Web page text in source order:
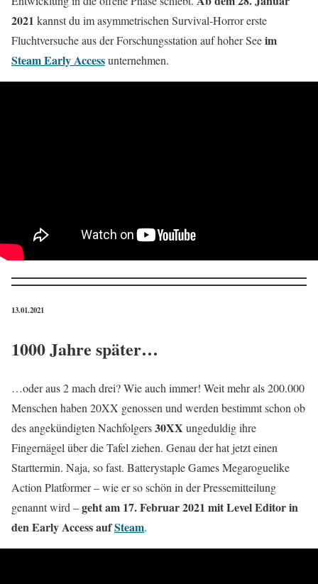
2021 kannst du im asymmetrischen Survival-Horror erste
Fluchtversuche aus der Forschungsstation auf hoher Seeim
Steam Early Accessunternehmen.
13.01.2021
1000 Jahre später…
…oder aus 2 mach drei? Wie auch immer! Weit mehr als 200.000
Menschen haben 20XX genossen und werden bestimmt schon ob
des angekündigten Nachfolgers30XX ungeduldig ihre
Fingernägel über die Tafel ziehen. Genau der hat jetzt einen
Starttermin. Naja, so fast. Batterystaple Games Megaroguelike
Action Platformer – wie er so schön in der Pressemitteilung
genannt wird –geht am 17. Februar 2021 mit Level Editor in
den Early Access aufSteam.